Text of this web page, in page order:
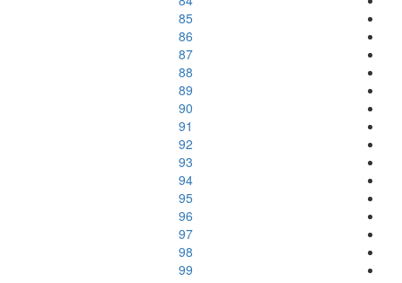
85
86
87
88
89
90
91
92
93
94
95
96
97
98
99